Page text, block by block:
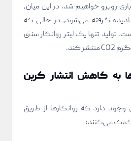
روبرو خواهیم شد. در این میان،
گرفته می‌شود، در حالی که
تولید تنها یک لیتر روانکار سنتی
به کاهش انتشار کربن
دارد که روانکارها از طریق
می‌کنند: